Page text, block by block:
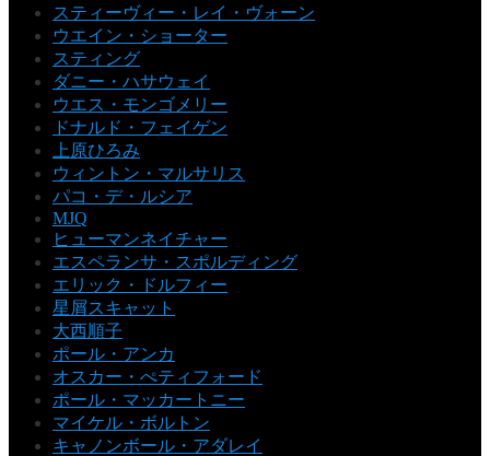
スティーヴィー・レイ・ヴォーン
ウエイン・ショーター
スティング
ダニー・ハサウェイ
ウエス・モンゴメリー
ドナルド・フェイゲン
上原ひろみ
ウィントン・マルサリス
パコ・デ・ルシア
MJQ
ヒューマンネイチャー
エスペランサ・スポルディング
エリック・ドルフィー
星屑スキャット
大西順子
ポール・アンカ
オスカー・ぺティフォード
ポール・マッカートニー
マイケル・ボルトン
キャノンボール・アダレイ